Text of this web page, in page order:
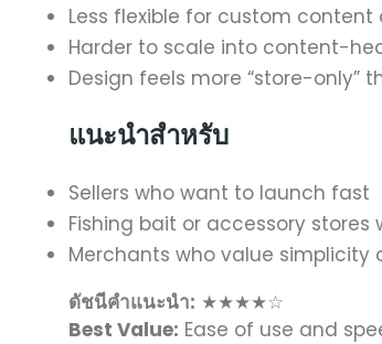
Less flexible for custom
Harder to scale into content-
Design feels more “store-only”
แนะนำสำหรับ
Sellers who want to launch fast
Fishing bait or accessory stores
Merchants who value simplicity
ดัชนีคำแนะนำ: ★★★★☆
Best Value: Ease of use and